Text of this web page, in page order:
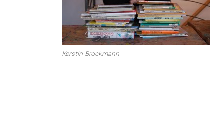
Kerstin Brockmann